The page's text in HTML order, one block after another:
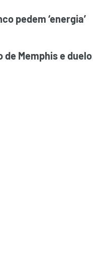
pedem ‘energia’
de Memphis e duelo